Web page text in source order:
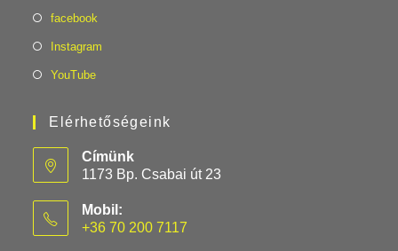
facebook
Instagram
YouTube
Elérhetőségeink
Címünk
1173 Bp. Csabai út 23
Mobil:
+36 70 200 7117